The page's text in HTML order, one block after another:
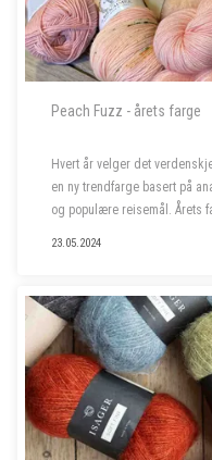
Peach Fuzz - årets farge
Hvert år velger det
en ny trendfarge basert på
og populære reisemål. Årets
velkommen farge som
23.05.2024